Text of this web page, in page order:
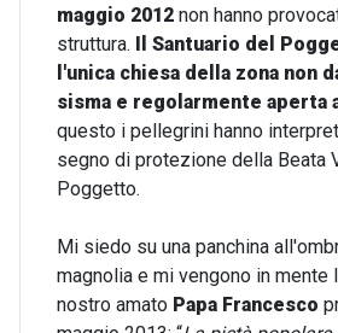
maggio 2012 non hanno
struttura.
Il Santuario del
l'unica chiesa della zona non
sisma e regolarmente aperta
questo i pellegrini hanno
segno di protezione della Beata
Poggetto.
Mi siedo su una panchina
magnolia e mi vengono in mente
nostro amato Papa Francesco